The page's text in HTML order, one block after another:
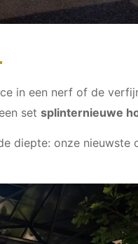
in een nerf of de
setsplinternieuwe
diepte: onze